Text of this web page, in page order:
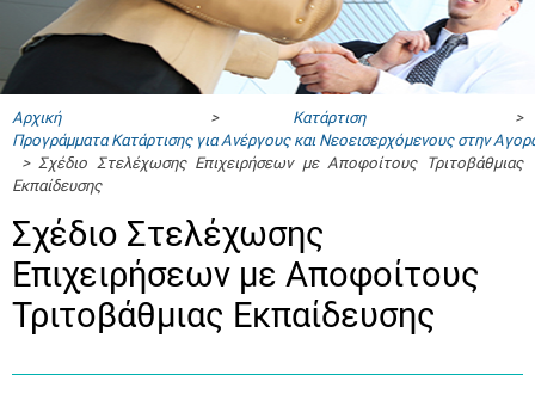
Αρχική> Κατάρτιση>
Προγράμματα Κατάρτισης για Ανέργους και Νεοεισερχόμενους στην
> Σχέδιο Στελέχωσης Επιχειρήσεων με Αποφοίτους Τριτοβάθμιας
Εκπαίδευσης
Σχέδιο Στελέχωσης
Επιχειρήσεων με Αποφοίτους
Τριτοβάθμιας Εκπαίδευσης